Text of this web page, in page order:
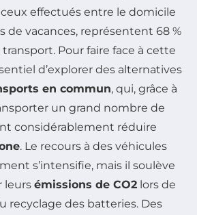
effectués entre le domicile
de vacances, représentent 68 %
Pour faire face à cette
d’explorer des alternatives
en commun, qui, grâce à
un grand nombre de
considérablement réduire
. Le recours à des véhicules
s’intensifie, mais il soulève
leurs émissions de CO2 lors de
recyclage des batteries. Des